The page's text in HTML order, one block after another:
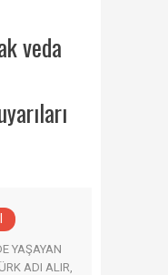
veda
YAŞAYAN
ADI ALIR,